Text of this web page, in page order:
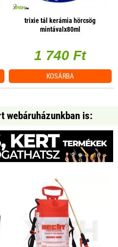
trixie tál kerámia hörcsög
mintávalx80ml
1 740 Ft
KOSÁRBA
webáruházunkban is: